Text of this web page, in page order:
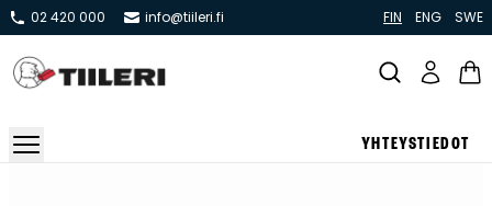
02 420 000 info@tiileri.fi FIN ENG SWE
YHTEYSTIEDOT